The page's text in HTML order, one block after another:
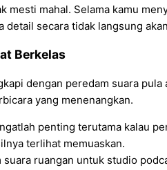
mesti mahal. Selama kamu
detail secara tidak langsung
Berkelas
dengan peredam suara
yang menenangkan.
penting terutama kalau
terlihat memuaskan.
ruangan untuk studio